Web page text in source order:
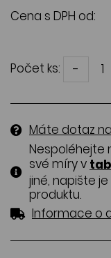
Cena s DPH od:
Počet ks: -
Máte dotaz
Nespoléhejte
své míry v
jiné, napište
produktu.
Informace o